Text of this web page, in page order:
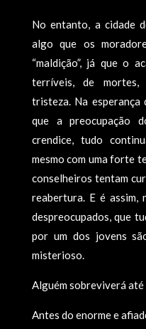
No entanto, a cidade
algo que os
“maldição”, já que o
terríveis, de mortes,
tristeza. Na
que a preocupação
crendice, tudo
mesmo com uma forte
conselheiros tentam
reabertura. E é
despreocupados, que
por um dos jovens
misterioso.
Alguém sobreviverá até
Antes do enorme e